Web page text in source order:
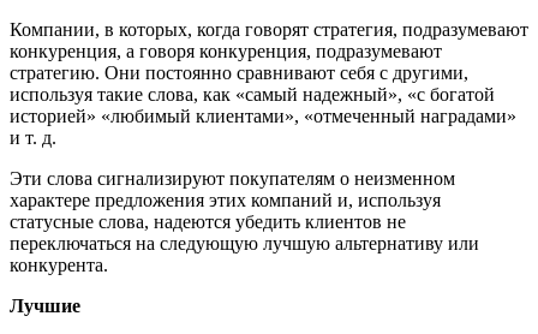
Компании, в которых, когда говорят стратегия, подразумевают
конкуренция, а говоря конкуренция, подразумевают
стратегию. Они постоянно сравнивают себя с другими,
используя такие слова, как «самый надежный», «с богатой
историей» «любимый клиентами», «отмеченный наградами»
и т. д.
Эти слова сигнализируют покупателям о неизменном
характере предложения этих компаний и, используя
статусные слова, надеются убедить клиентов не
переключаться на следующую лучшую альтернативу или
конкурента.
Лучшие